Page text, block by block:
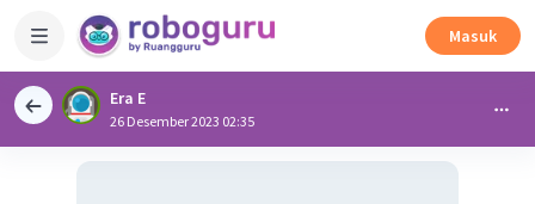
Masuk
Era E
26 Desember 2023 02:35